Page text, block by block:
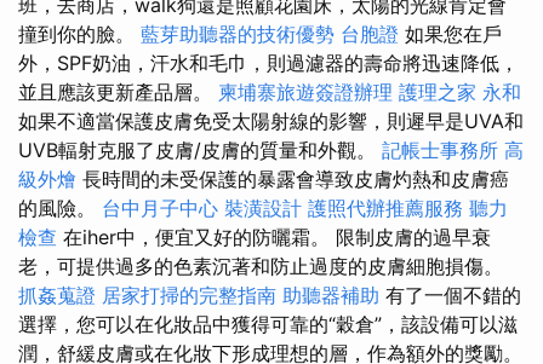
撞到你的臉。 藍芽助聽器的技術優勢 台胞證 如果您在戶
外，SPF奶油，汗水和毛巾，則過濾器的壽命將迅速降低，
並且應該更新產品層。 柬埔寨旅遊簽證辦理 護理之家 永和
如果不適當保護皮膚免受太陽射線的影響，則遲早是UVA和
UVB輻射克服了皮膚/皮膚的質量和外觀。 記帳士事務所 高
級外燴 長時間的未受保護的暴露會導致皮膚灼熱和皮膚癌
的風險。 台中月子中心 裝潢設計 護照代辦推薦服務 聽力
檢查 在iher中，便宜又好的防曬霜。 限制皮膚的過早衰
老，可提供過多的色素沉著和防止過度的皮膚細胞損傷。
抓姦蒐證 居家打掃的完整指南 助聽器補助 有了一個不錯的
選擇，您可以在化妝品中獲得可靠的“穀倉”，該設備可以滋
潤，舒緩皮膚或在化妝下形成理想的層，作為額外的獎勵。